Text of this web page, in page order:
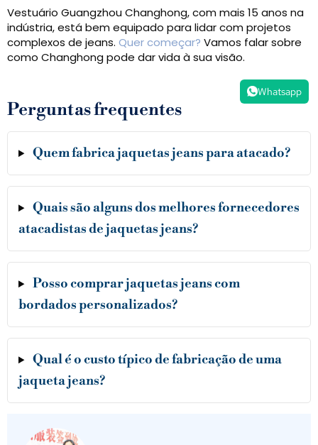
Vestuário Guangzhou Changhong, com mais 15 anos na
indústria, está bem equipado para lidar com projetos
complexos de jeans. Quer começar? Vamos falar sobre
como Changhong pode dar vida à sua visão.
Perguntas frequentes
Quem fabrica jaquetas jeans para atacado?
Quais são alguns dos melhores fornecedores
atacadistas de jaquetas jeans?
Posso comprar jaquetas jeans com
bordados personalizados?
Qual é o custo típico de fabricação de uma
jaqueta jeans?
Whatsapp